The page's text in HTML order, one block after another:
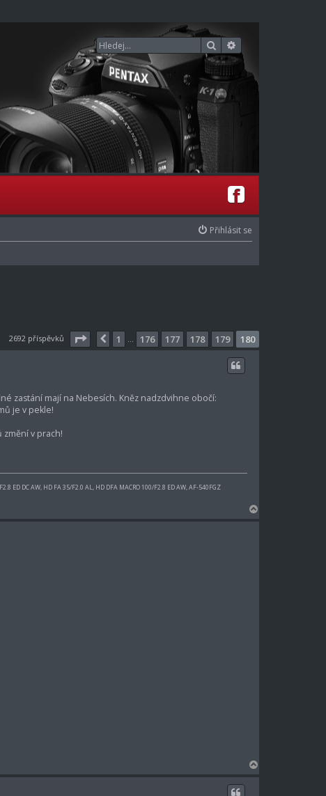
Hledat
Přihlásit se
2692 příspěvků Stránka 180 z180
Předchozí
1 … 176 177 178 179 180
zastání mají na Nebesích. Kněz nadzdvihne obočí:
je v pekle!
změní v prach!
ED DC AW, HD FA 35/F2.0 AL, HD DFA MACRO 100/F2.8 ED AW, AF-540FGZ
a
a